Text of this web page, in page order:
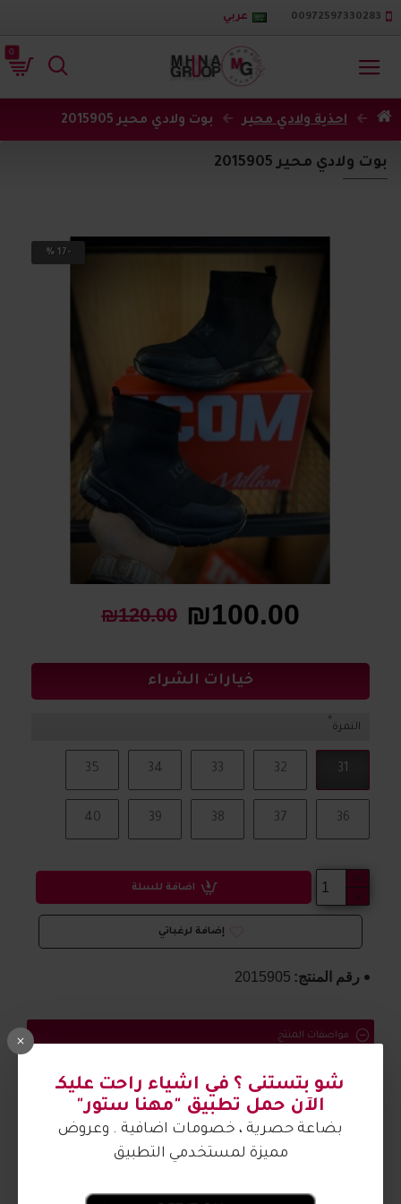
00972597330283 عربي
0
شو بتستنى ؟ في اشياء راحت عليكـ
الآن حمل تطبيق "مهنا ستور"
بضاعة حصرية ، خصومات اضافية . وعروض
مميزة لمستخدمي التطبيق
احذية ولادي محير بوت ولادي محير 2015905
بوت ولادي محير 2015905
-17 %
رقم المنتج: 2015905
₪100.00
₪120.00
خيارات الشراء
النمرة
31
32
33
34
35
36
37
38
39
40
اضافة للسلة
إضافة لرغباتي
مواصفات المنتج
حذاء ولادي مريح وتفاصيل جميلة
الصورة من تصوير مهنا ستور